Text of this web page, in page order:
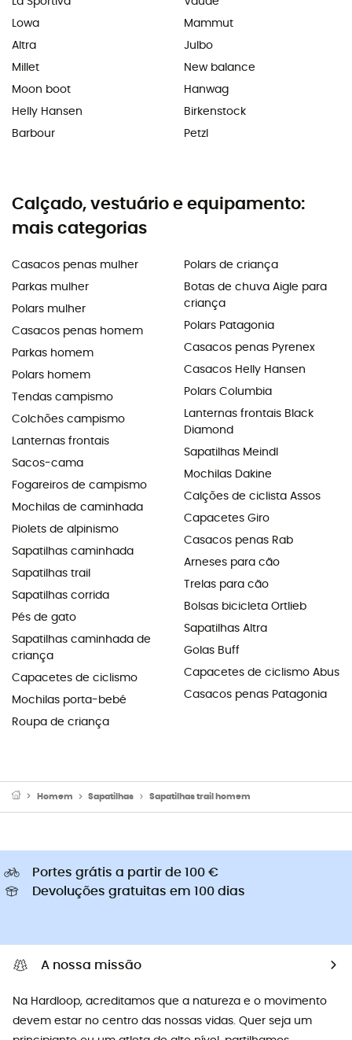
Lowa
Altra
Millet
Moon boot
Helly Hansen
Barbour
Mammut
Julbo
New balance
Hanwag
Birkenstock
Petzl
Calçado, vestuário e equipamento:
mais categorias
Casacos penas mulher
Parkas mulher
Polars mulher
Casacos penas homem
Parkas homem
Polars homem
Tendas campismo
Colchões campismo
Lanternas frontais
Sacos-cama
Fogareiros de campismo
Mochilas de caminhada
Piolets de alpinismo
Sapatilhas caminhada
Sapatilhas trail
Sapatilhas corrida
Pés de gato
Sapatilhas caminhada de
criança
Capacetes de ciclismo
Mochilas porta-bebé
Roupa de criança
Polars de criança
Botas de chuva Aigle para
criança
Polars Patagonia
Casacos penas Pyrenex
Casacos Helly Hansen
Polars Columbia
Lanternas frontais Black
Diamond
Sapatilhas Meindl
Mochilas Dakine
Calções de ciclista Assos
Capacetes Giro
Casacos penas Rab
Arneses para cão
Trelas para cão
Bolsas bicicleta Ortlieb
Sapatilhas Altra
Golas Buff
Capacetes de ciclismo Abus
Casacos penas Patagonia
Homem Sapatilhas Sapatilhas trail homem
Portes grátis a partir de 100 €
Devoluções gratuitas em 100 dias
A nossa missão
Na Hardloop, acreditamos que a natureza e o movimento
devem estar no centro das nossas vidas. Quer seja um